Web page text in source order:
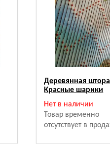
Деревянная
Красные шарики
Нет в наличии
Товар временно
отсутствует в